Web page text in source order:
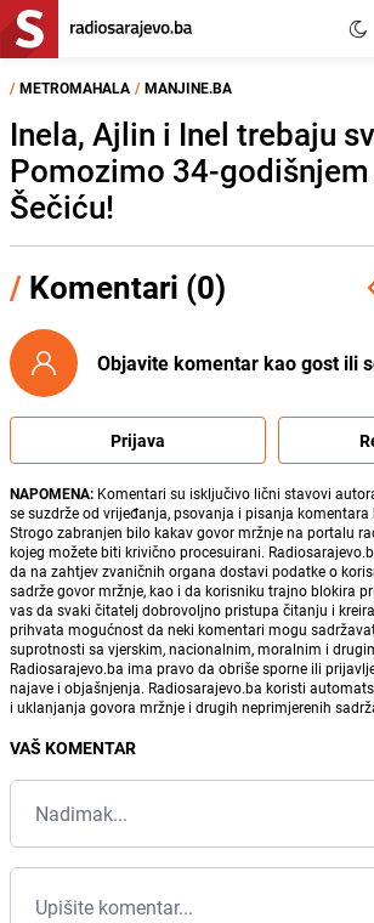
/ METROMAHALA / MANJINE.BA
Inela, Ajlin i Inel trebaju
Pomozimo 34-
Šečiću!
/ Komentari (0)
Objavite komentar kao gost ili
Prijava
NAPOMENA: Komentari su isključivo lični stavovi
se suzdrže od vrijeđanja, psovanja i pisanja
Strogo zabranjen bilo kakav govor mržnje na portalu
kojeg možete biti krivično procesuirani.
da na zahtjev zvaničnih organa dostavi podatke o
sadrže govor mržnje, kao i da korisniku trajno blokira
vas da svaki čitatelj dobrovoljno pristupa čitanju i
prihvata mogućnost da neki komentari mogu
suprotnosti sa vjerskim, nacionalnim, moralnim i
Radiosarajevo.ba ima pravo da obriše sporne ili
najave i objašnjenja. Radiosarajevo.ba koristi
i uklanjanja govora mržnje i drugih neprimjerenih
VAŠ KOMENTAR